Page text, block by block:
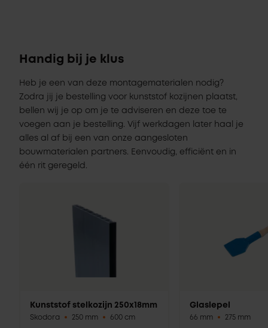
Handig bij je klus
Heb je een van deze montagematerialen nodig?
Zodra jij je bestelling voor kunststof kozijnen plaatst,
bellen wij je op om je te adviseren en deze toe te
voegen aan je bestelling. Vijf werkdagen later haal je
alles al af bij een van onze aangesloten
bouwmaterialen partners. Eenvoudig, efficiënt en in
één rit geregeld.
Kunststof stelkozijn 250x18mm
Skodora 250 mm 600 cm
Glaslepel
66 mm 275 mm